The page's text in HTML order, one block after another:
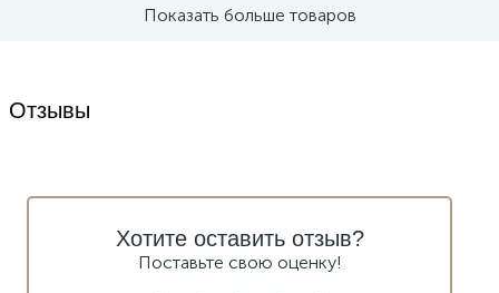
Показать больше товаров
Отзывы
Хотите оставить отзыв?
Поставьте свою оценку!